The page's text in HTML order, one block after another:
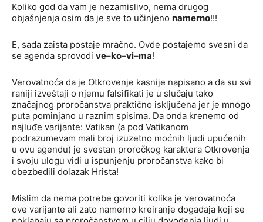
Koliko god da vam je nezamislivo, nema drugog
objašnjenja osim da je sve to učinjeno namerno!!!
E, sada zaista postaje mračno. Ovde postajemo svesni da
se agenda sprovodi ve–ko–vi–ma!
Verovatnoća da je Otkrovenje kasnije napisano a da su svi
raniji izveštaji o njemu falsifikati je u slučaju tako
značajnog proročanstva praktično isključena jer je mnogo
puta pominjano u raznim spisima. Da onda krenemo od
najluđe varijante: Vatikan (a pod Vatikanom
podrazumevam mali broj izuzetno moćnih ljudi upućenih
u ovu agendu) je svestan proročkog karaktera Otkrovenja
i svoju ulogu vidi u ispunjenju proročanstva kako bi
obezbedili dolazak Hrista!
Mislim da nema potrebe govoriti kolika je verovatnoća
ove varijante ali zato namerno kreiranje događaja koji se